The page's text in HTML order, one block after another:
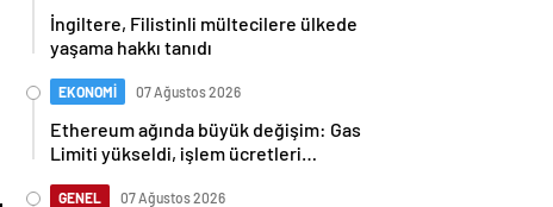
İngiltere, Filistinli mültecilere ülkede
yaşama hakkı tanıdı
EKONOMİ 07 Ağustos 2026
Ethereum ağında büyük değişim: Gas
Limiti yükseldi, işlem ücretleri
GENEL 07 Ağustos 2026